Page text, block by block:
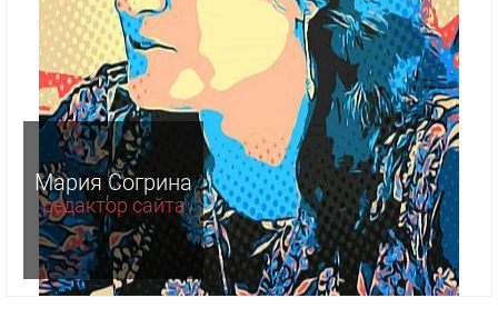
Мария Согрина
редактор сайта